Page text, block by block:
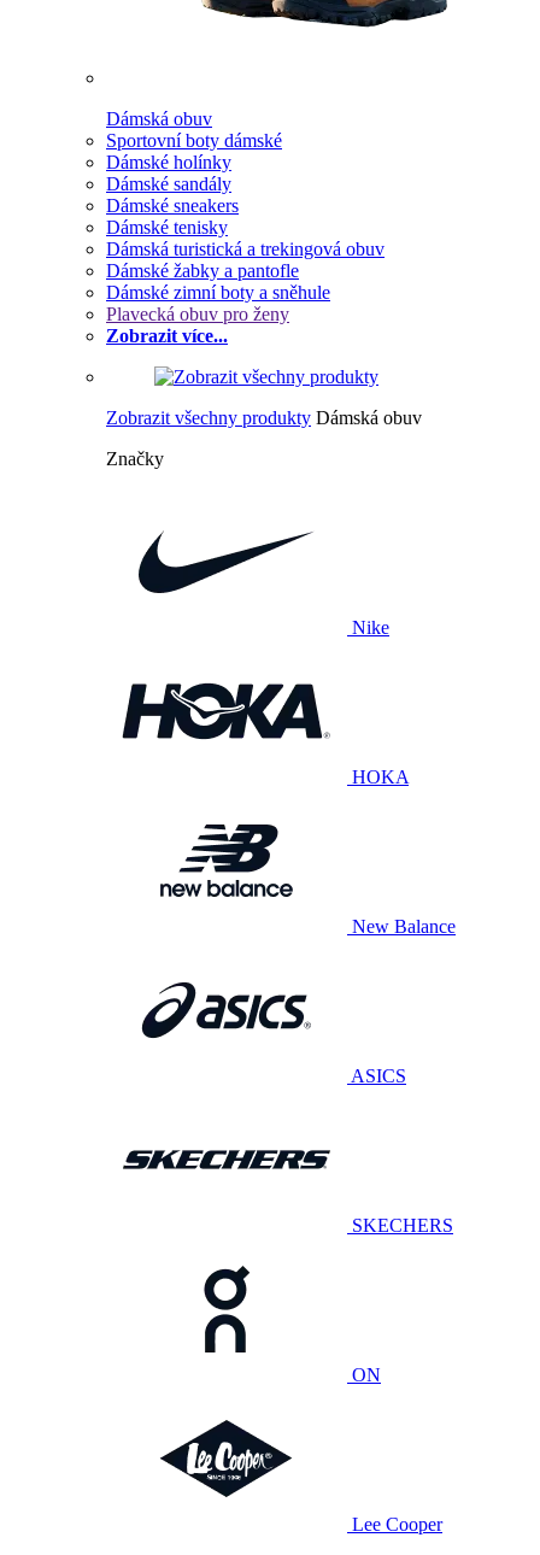
Dámská obuv
Sportovní boty dámské
Dámské holínky
Dámské sandály
Dámské sneakers
Dámské tenisky
Dámská turistická a trekingová obuv
Dámské žabky a pantofle
Dámské zimní boty a sněhule
Plavecká obuv pro ženy
Zobrazit více...
Zobrazit všechny produkty Dámská obuv
Značky
Nike
HOKA
New Balance
ASICS
SKECHERS
ON
Lee Cooper